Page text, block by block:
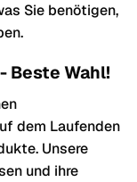
Sie benötigen,
Beste Wahl!
dem Laufenden
Unsere
und ihre